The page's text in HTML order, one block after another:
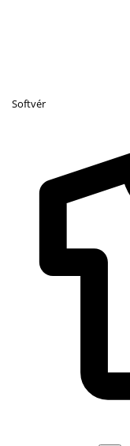
Softvér